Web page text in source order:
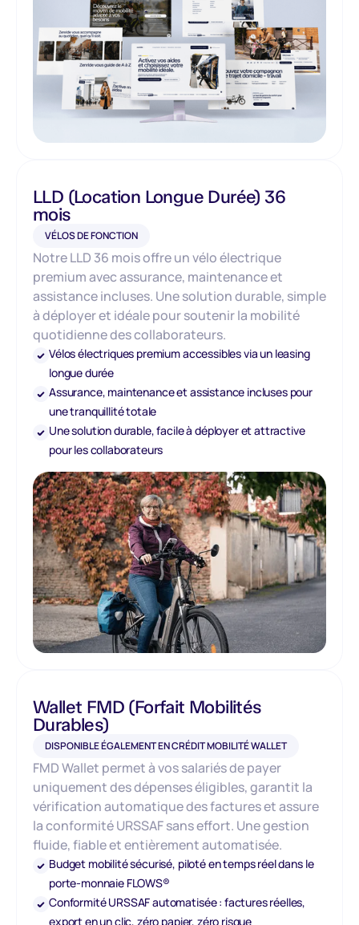
LLD (Location Longue Durée) 36
mois
VÉLOS DE FONCTION
Notre LLD 36 mois offre un vélo électrique
premium avec assurance, maintenance et
assistance incluses. Une solution durable, simple
à déployer et idéale pour soutenir la mobilité
quotidienne des collaborateurs.
Vélos électriques premium accessibles via un leasing
longue durée
Assurance, maintenance et assistance incluses pour
une tranquillité totale
Une solution durable, facile à déployer et attractive
pour les collaborateurs
Wallet FMD (Forfait Mobilités
Durables)
DISPONIBLE ÉGALEMENT EN CRÉDIT MOBILITÉ WALLET
FMD Wallet permet à vos salariés de payer
uniquement des dépenses éligibles, garantit la
vérification automatique des factures et assure
la conformité URSSAF sans effort. Une gestion
fluide, fiable et entièrement automatisée.
Budget mobilité sécurisé, piloté en temps réel dans le
porte-monnaie FLOWS®
Conformité URSSAF automatisée : factures réelles,
export en un clic, zéro papier, zéro risque